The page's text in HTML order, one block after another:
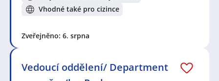
Vhodné také pro cizince
Zveřejněno: 6. srpna
Vedoucí oddělení/ Department